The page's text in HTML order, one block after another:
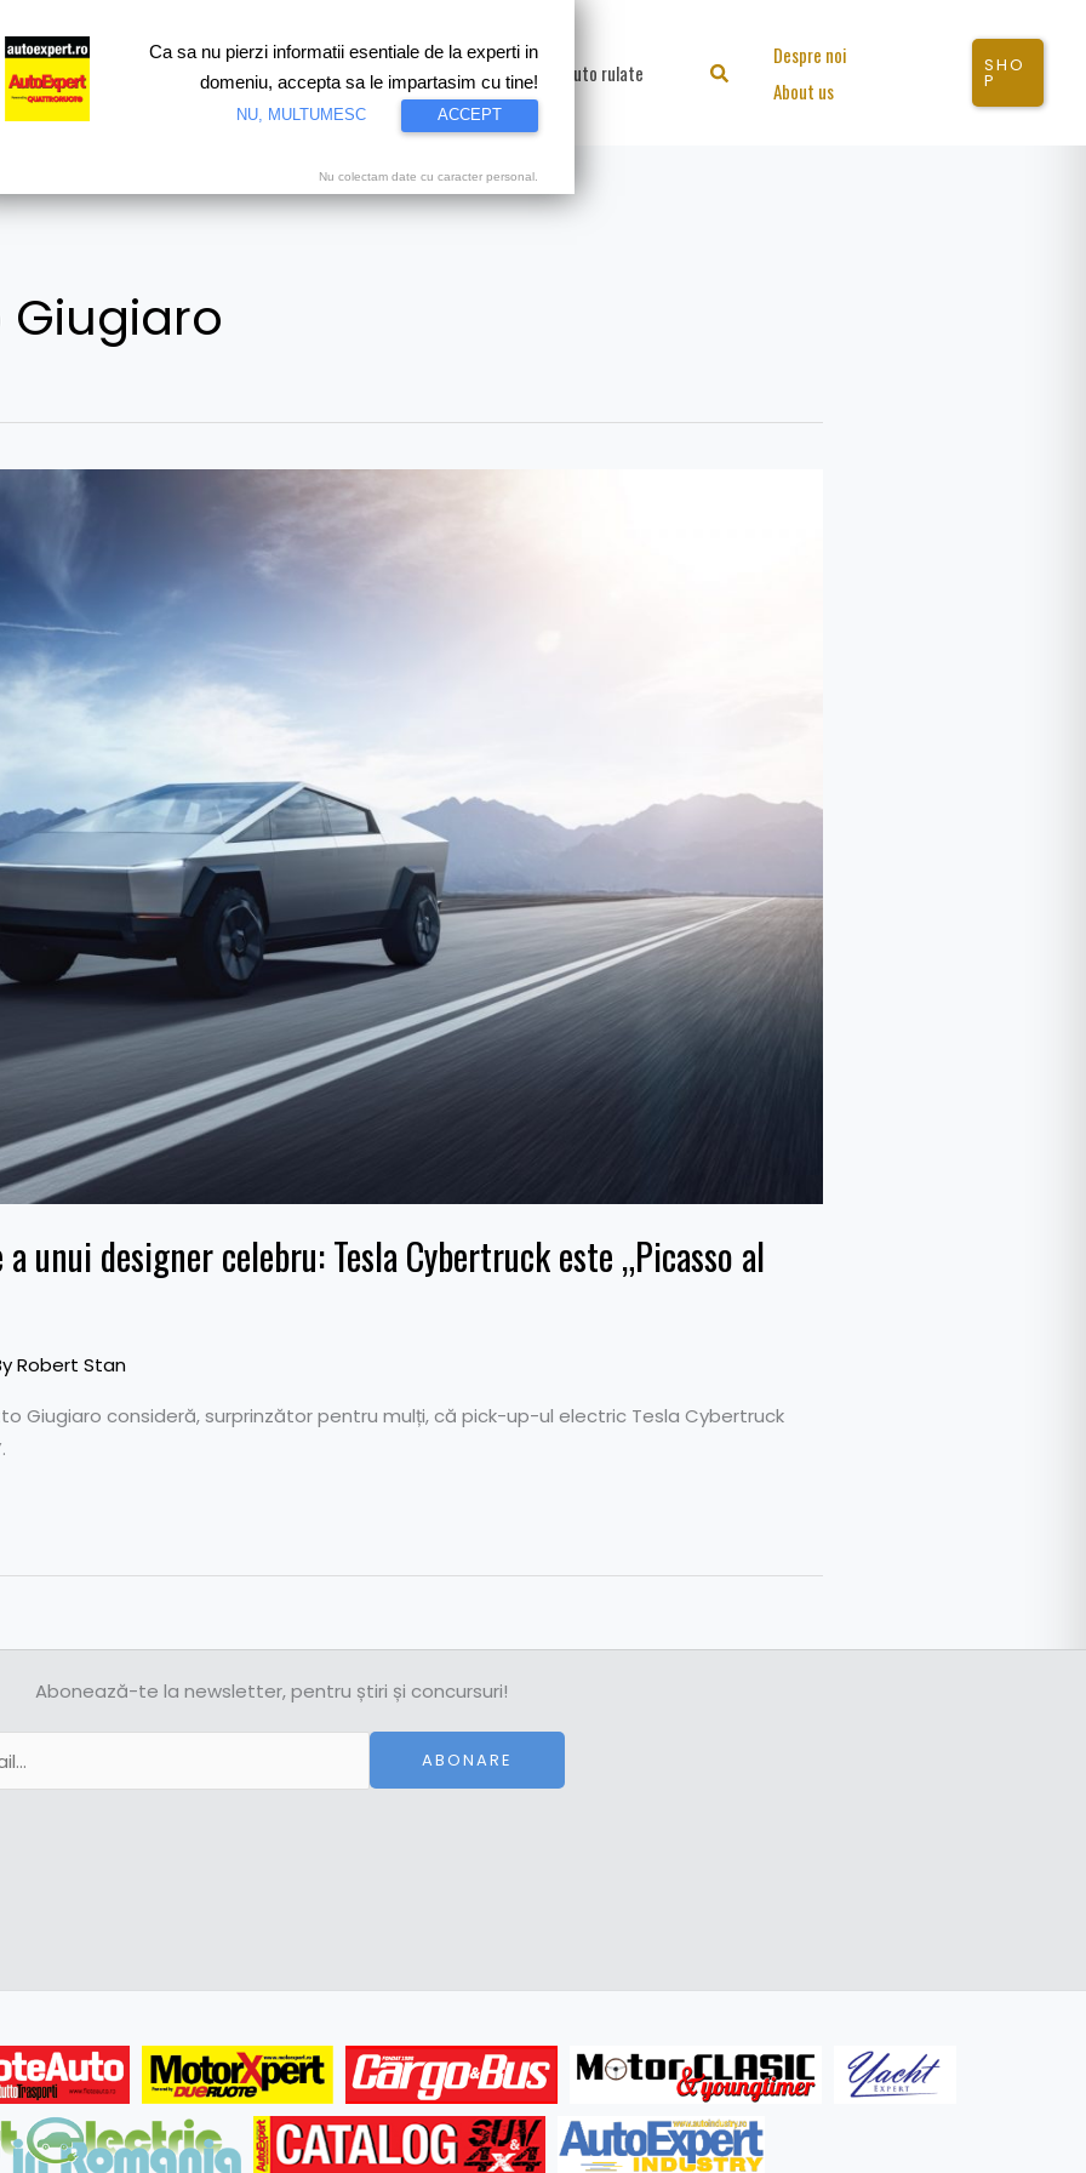
Test drive Motorsport Proiecte speciale Video Auto rulate Search
Despre noi
About us
SHO
P
unui designer celebru: Tesla Cybertruck este „Picasso al
Robert Stan
Giugiaro consideră, surprinzător pentru mulți, că pick-up-ul electric Tesla Cybertruck
Abonează-te la newsletter, pentru știri și concursuri!
ABONARE
Ca sa nu pierzi informatii esentiale de la experti in
domeniu, accepta sa le impartasim cu tine!
NU, MULTUMESC ACCEPT
Nu colectam date cu caracter personal.